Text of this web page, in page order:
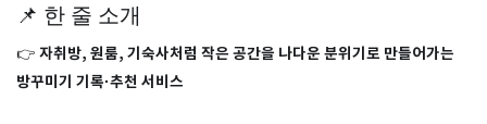
📌 한 줄 소개
👉 자취방, 원룸, 기숙사처럼 작은 공간을 나다운 분위기로 만들어가는
방꾸미기 기록·추천 서비스